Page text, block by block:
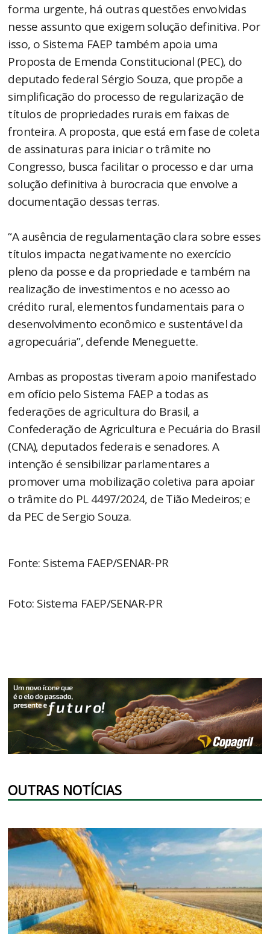
forma urgente, há outras questões envolvidas
nesse assunto que exigem solução definitiva. Por
isso, o Sistema FAEP também apoia uma
Proposta de Emenda Constitucional (PEC), do
deputado federal Sérgio Souza, que propõe a
simplificação do processo de regularização de
títulos de propriedades rurais em faixas de
fronteira. A proposta, que está em fase de coleta
de assinaturas para iniciar o trâmite no
Congresso, busca facilitar o processo e dar uma
solução definitiva à burocracia que envolve a
documentação dessas terras.
“A ausência de regulamentação clara sobre esses
títulos impacta negativamente no exercício
pleno da posse e da propriedade e também na
realização de investimentos e no acesso ao
crédito rural, elementos fundamentais para o
desenvolvimento econômico e sustentável da
agropecuária”, defende Meneguette.
Ambas as propostas tiveram apoio manifestado
em ofício pelo Sistema FAEP a todas as
federações de agricultura do Brasil, a
Confederação de Agricultura e Pecuária do Brasil
(CNA), deputados federais e senadores. A
intenção é sensibilizar parlamentares a
promover uma mobilização coletiva para apoiar
o trâmite do PL 4497/2024, de Tião Medeiros; e
da PEC de Sergio Souza.
Fonte: Sistema FAEP/SENAR-PR
Foto: Sistema FAEP/SENAR-PR
OUTRAS NOTÍCIAS